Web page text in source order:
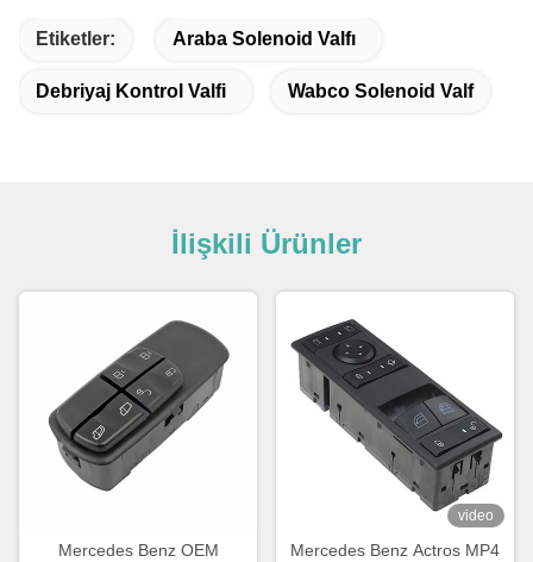
Etiketler: Araba Solenoid Valfı
Debriyaj Kontrol Valfi Wabco Solenoid Valf
İlişkili Ürünler
Mercedes Benz OEM
video
Mercedes Benz Actros MP4